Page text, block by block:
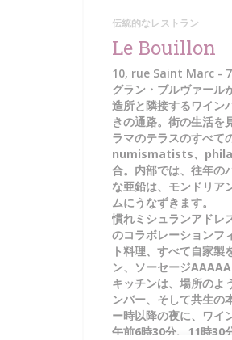
伝統的なレストラン
Le Bouillon
10, rue Saint Marc -
グラン・ブルヴァール
造所と隣接するワイン
きの通路。街の生活を
ラマのテラスのすべて
numismatists、
合。内部では、往年の
な亜鉛は、モンドリア
ムにうなずきます。
慣れミシュランアド
のコラボレーションフ
ト料理、すべて自家
ン、ソーセージ
キッチンは、場所のよ
ンバー、そして共生の
ー時以降の夜に、ワイ
午前6時30分、11時30